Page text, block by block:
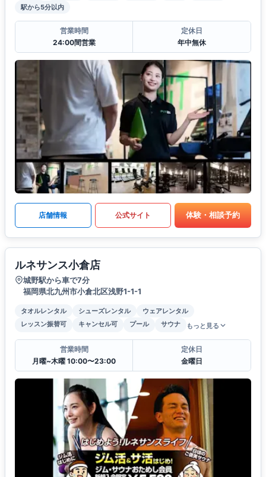
駅から5分以内
営業時間
24:00間営業
定休日
年中無休
店舗情報 公式サイト 体験・相談予約
ルネサンス小倉店
城野駅から車で7分
福岡県北九州市小倉北区浅野1-1-1
タオルレンタル シューズレンタル
ウェアレンタル
レッスン振替可
キャンセル可 プール サウナ もっと見る
営業時間
月曜~木曜 10:00〜23:00
定休日
金曜日